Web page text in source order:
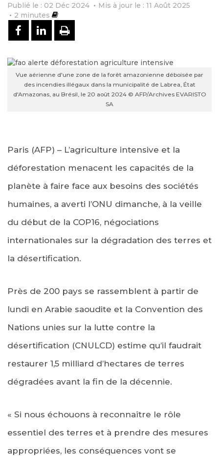
Publié le : 02 Déc 2024
Mis à jour le : 11 Août 2025
2 minutes
PARTAGER SUR FACEBOOK
PARTAGER SUR LINKEDIN
IMPRIMER
Vue aérienne d'une zone de la forêt amazonienne déboisée par
des incendies illégaux dans la municipalité de Labrea, État
d'Amazonas, au Brésil, le 20 août 2024 © AFP/Archives EVARISTO
SA
Paris (AFP) – L’agriculture intensive et la
déforestation menacent les capacités de la
planète à faire face aux besoins des sociétés
humaines, a averti l’ONU dimanche, à la veille
du début de la COP16, négociations
internationales sur la dégradation des terres et
la désertification.
Près de 200 pays se rassemblent à partir de
lundi en Arabie saoudite et la Convention des
Nations unies sur la lutte contre la
désertification (CNULCD) estime qu’il faudrait
restaurer 1,5 milliard d’hectares de terres
dégradées avant la fin de la décennie.
« Si nous échouons à reconnaître le rôle
essentiel des terres et à prendre des mesures
appropriées, les conséquences vont se